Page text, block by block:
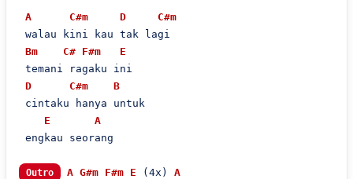
A C#m D
C#m
walau kini kau tak lagi
Bm
C# F#m
E
temani ragaku ini
D
C#m
B
cintaku hanya untuk
E
A
engkau seorang
Outro A G#m F#m E (4x) A